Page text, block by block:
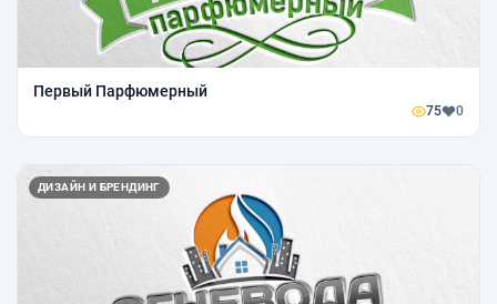
Первый Парфюмерный
75 0
ДИЗАЙН И БРЕНДИНГ